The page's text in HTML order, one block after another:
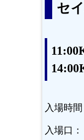
セ
入場時間
入場口